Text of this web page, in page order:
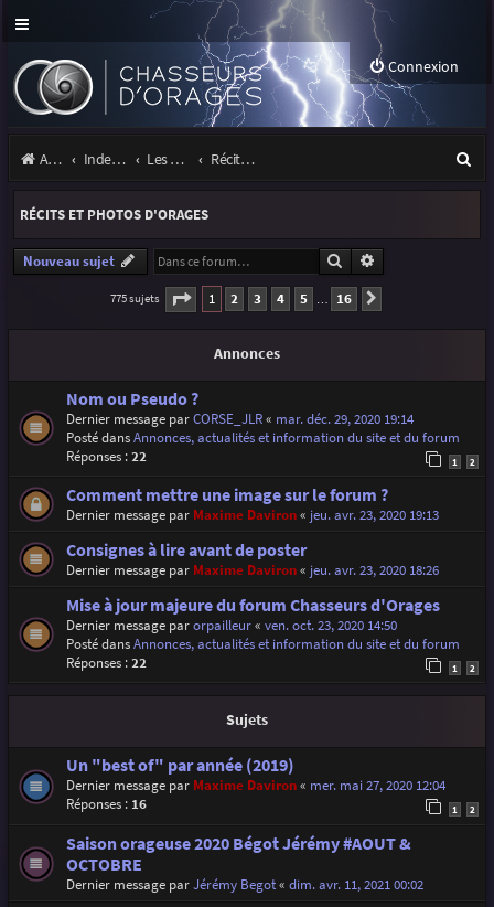
Connexion
Accueil Index du forum Les orages Récits et photos d'orages
e
r
RÉCITS ET PHOTOS D'ORAGES
Nouveau sujet Rechercher
775 sujets Page 1sur 16
1 2 3 4 5 … 16
Annonces
Nom ou Pseudo ?
Dernier message parCORSE_JLR« mar. déc. 29, 2020 19:14
Posté dansAnnonces, actualités et information du site et du forum
Réponses :22 1 2
Comment mettre une image sur le forum ?
Dernier message par Maxime Daviron« jeu. avr. 23, 2020 19:13
Consignes à lire avant de poster
Dernier message par Maxime Daviron« jeu. avr. 23, 2020 18:26
Mise à jour majeure du forum Chasseurs d'Orages
Dernier message parorpailleur« ven. oct. 23, 2020 14:50
Posté dansAnnonces, actualités et information du site et du forum
Réponses :22 1 2
Sujets
Un "best of" par année (2019)
Dernier message par Maxime Daviron« mer. mai 27, 2020 12:04
Réponses : 16 1 2
Saison orageuse 2020 Bégot Jérémy #AOUT &
OCTOBRE
Dernier message parJérémy Begot« dim. avr. 11, 2021 00:02